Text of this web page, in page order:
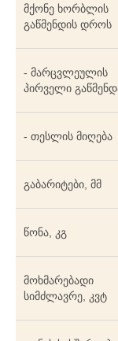
მქონე ხორბლის
გაწმენდის დროს
- მარცვლეულის
პირველი
- თესლის მიღება
გაბარიტები, მმ
წონა, კგ
მოხმარებადი
სიმძლავრე, კვტ